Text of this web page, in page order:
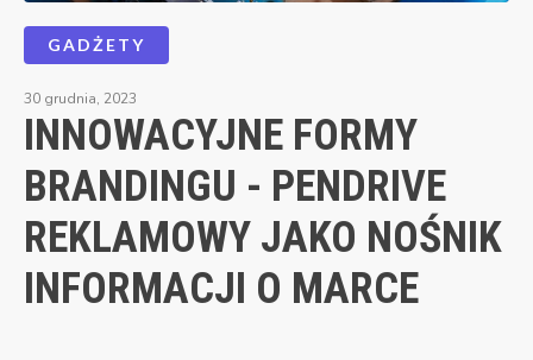
GADŻETY
30 grudnia, 2023
INNOWACYJNE FORMY
BRANDINGU - PENDRIVE
REKLAMOWY JAKO NOŚNIK
INFORMACJI O MARCE